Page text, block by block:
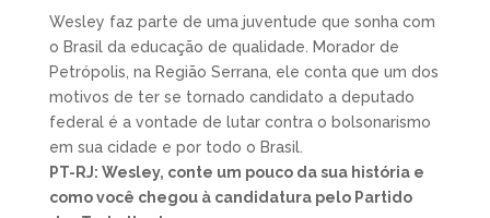
Wesley faz parte de uma juventude que sonha com
o Brasil da educação de qualidade. Morador de
Petrópolis, na Região Serrana, ele conta que um dos
motivos de ter se tornado candidato a deputado
federal é a vontade de lutar contra o bolsonarismo
em sua cidade e por todo o Brasil.
PT-RJ: Wesley, conte um pouco da sua história e
como você chegou à candidatura pelo Partido